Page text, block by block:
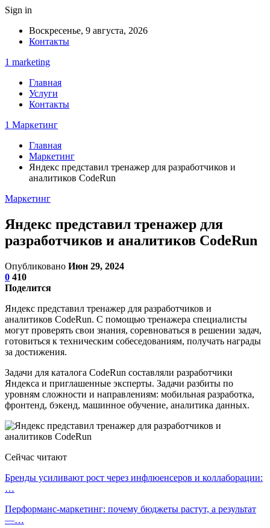
Sign in
Воскресенье, 9 августа, 2026
Контакты
1 marketing
Главная
Услуги
Контакты
1 Маркетинг
Главная
Маркетинг
Яндекс представил тренажер для разработчиков и
аналитиков CodeRun
Маркетинг
Яндекс представил тренажер для
разработчиков и аналитиков CodeRun
Опубликовано Июн 29, 2024
0 410
Поделится
Яндекс представил тренажер для разработчиков и
аналитиков CodeRun. С помощью тренажера специалисты
могут проверять свои знания, соревноваться в решении задач,
готовиться к техническим собеседованиям, получать награды
за достижения.
Задачи для каталога CodeRun составляли разработчики
Яндекса и приглашенные эксперты. Задачи разбиты по
уровням сложности и направлениям: мобильная разработка,
фронтенд, бэкенд, машинное обучение, аналитика данных.
Сейчас читают
Бренды усиливают рост через инфлюенсеров и коллаборации:
…
Перформанс-маркетинг: почему бюджеты растут, а результат
—…